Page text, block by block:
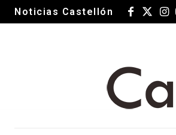
Noticias Castellón